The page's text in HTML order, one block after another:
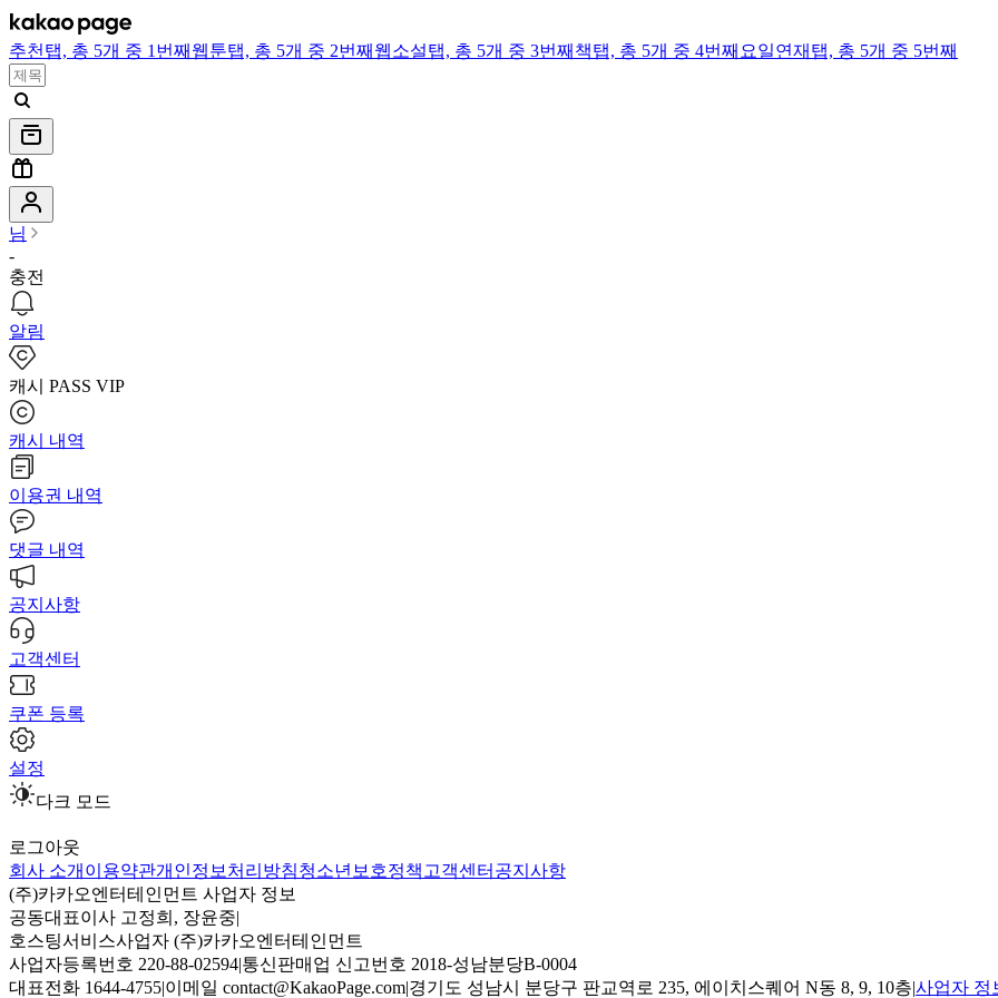
추천 탭, 총 5개 중 1번째 웹툰탭, 총 5개 중 2번째 웹소설탭, 총 5개 중 3번째 책탭, 총 5개 중 4번째 요일연재 탭, 총 5개 중 5번째
님
-
충전
알림
캐시 PASS VIP
캐시 내역
이용권 내역
댓글 내역
공지사항
고객센터
쿠폰 등록
설정
다크 모드
로그아웃
회사 소개 이용약관개인정보처리방침청소년보호정책 고객센터 공지사항
(주)카카오엔터테인먼트 사업자 정보
공동대표이사 고정희, 장윤중|
호스팅서비스사업자 (주)카카오엔터테인먼트
사업자등록번호 220-88-02594|통신판매업 신고번호 2018-성남분당B-0004
대표전화 1644-4755|이메일 contact@KakaoPage.com|경기도 성남시 분당구 판교역로 235, 에이치스퀘어 N동 8, 9, 10층|사업자 정